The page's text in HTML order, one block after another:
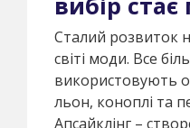
Сталий розвиток
світі моди. Все
використовують
льон, коноплі та
Апсайклінг –